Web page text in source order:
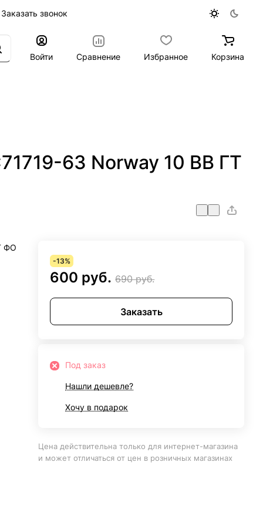
Заказать звонок
Войти Сравнение Избранное Корзина
63 Norway 10 ВВ ГТ
ФО
-13%
600 руб. 690 руб.
Заказать
Под заказ
Нашли дешевле?
Хочу в подарок
Цена действительна только для интернет-магазина
и может отличаться от цен в розничных магазинах